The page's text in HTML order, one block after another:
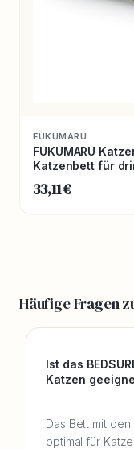
FUKUMARU
FUKUMARU
Katzenbett für
33,11 €
Häufige Fragen
Ist das
Katzen
Das Bett mit den
optimal für